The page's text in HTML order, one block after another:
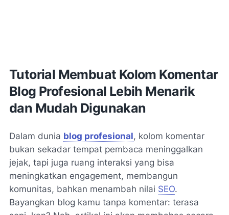
Tutorial Membuat Kolom Komentar
Blog Profesional Lebih Menarik
dan Mudah Digunakan
Dalam dunia blog profesional, kolom komentar
bukan sekadar tempat pembaca meninggalkan
jejak, tapi juga ruang interaksi yang bisa
meningkatkan engagement, membangun
komunitas, bahkan menambah nilai SEO.
Bayangkan blog kamu tanpa komentar: terasa